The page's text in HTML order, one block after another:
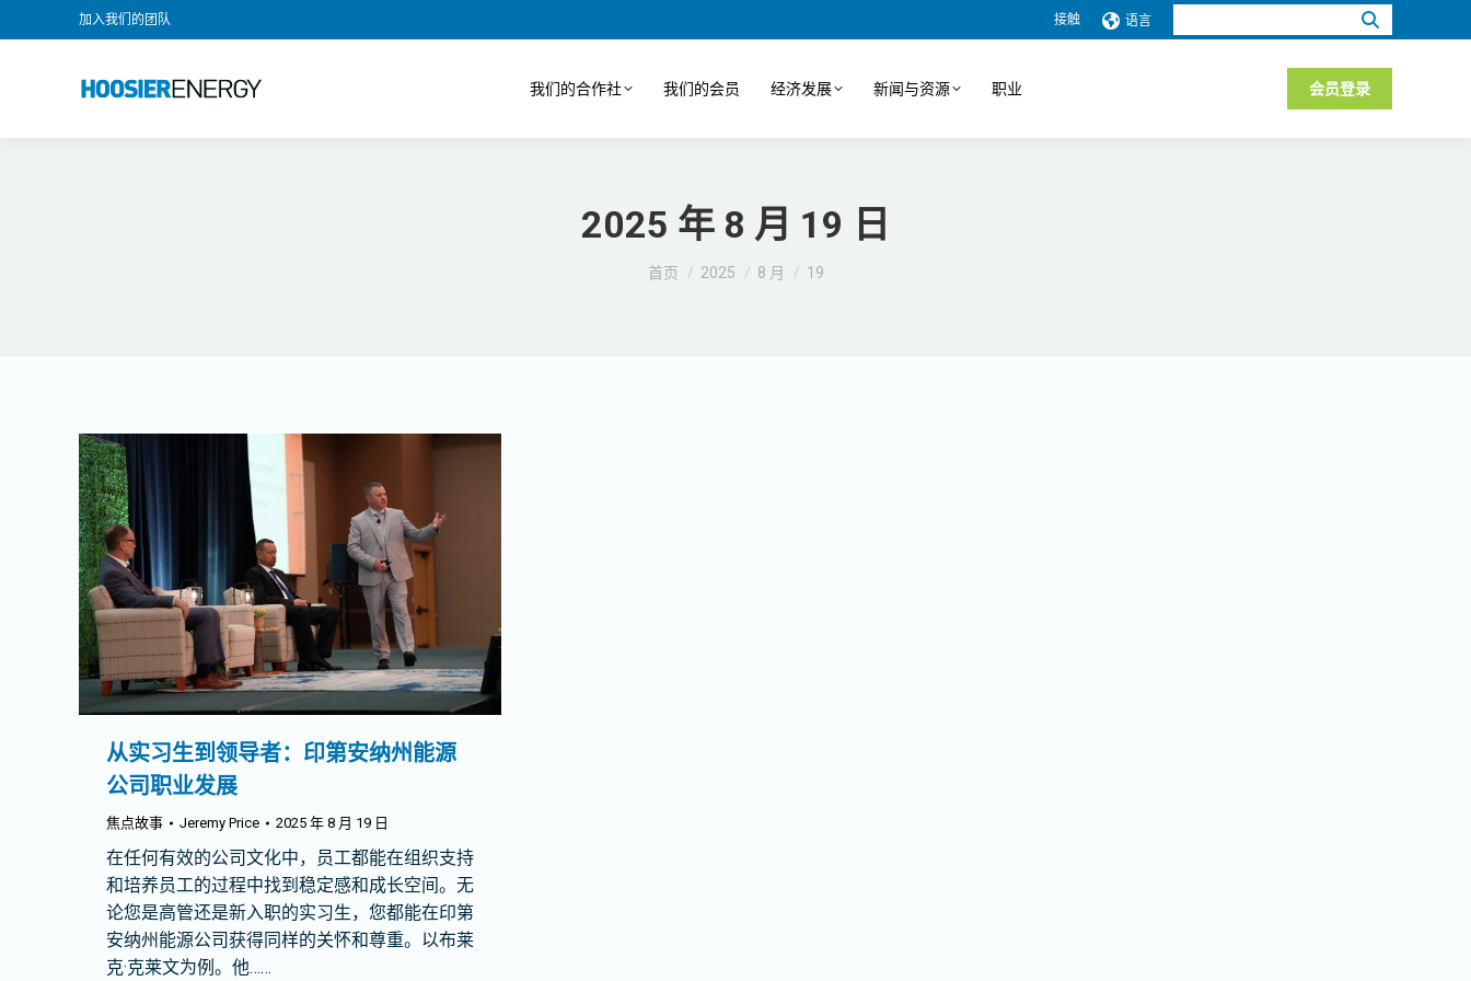
加入我们的团队 接触 语言
索：
我们的合作社 我们的会员 经济发展 新闻与资源 职业 会员登录
2025 年 8 月 19 日
您在这里：
首页 2025 8 月 19
从实习生到领导者：印第安纳州能源
公司职业发展
焦点故事 Jeremy Price 2025 年 8 月 19 日
在任何有效的公司文化中，员工都能在组织支持
和培养员工的过程中找到稳定感和成长空间。无
论您是高管还是新入职的实习生，您都能在印第
安纳州能源公司获得同样的关怀和尊重。以布莱
克·克莱文为例。他……